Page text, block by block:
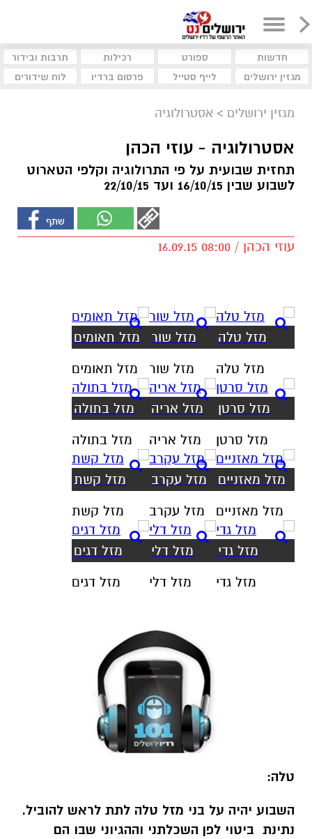
חדשות ספורט רכילות
תרבות ובידור
מגזין ירושלים
לייף סטייל פרסום ברדיו לוח שידורים
מגזין ירושלים > אסטרולוגיה
אסטרולוגיה - עוזי הכהן
תחזית שבועית על פי התרולוגיה וקלפי הטארוט
לשבוע שבין 16/10/15 ועד 22/10/15
עוזי הכהן / 08:00 16.09.15
מזל טלה
מזל טלה
מזל שור
מזל שור
מזל תאומים
מזל תאומים
מזל סרטן
מזל סרטן
מזל אריה
מזל אריה
מזל בתולה
מזל בתולה
מזל מאזניים
מזל מאזניים
מזל עקרב
מזל עקרב
מזל קשת
מזל קשת
מזל גדי
מזל גדי
מזל דלי
מזל דלי
מזל דגים
מזל דגים
טלה:
השבוע יהיה על בני מזל טלה לתת לראש להוביל.
נתינת ביטוי לפן השכלתני וההגיוני שבו הם